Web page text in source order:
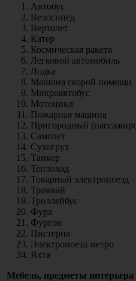
Автобус
Велосипед
Вертолет
Катер
Космическая ракета
Легковой автомобиль
Лодка
Машина скорой помощи
Микроавтобус
Мотоцикл
Пожарная машина
Пригородный
Самолет
Сухогруз
Танкер
Теплоход
Товарный электропоезд
Трамвай
Троллейбус
Фура
Фургон
Цистерна
Электропоезд метро
Яхта
Мебель, предметы интерьера